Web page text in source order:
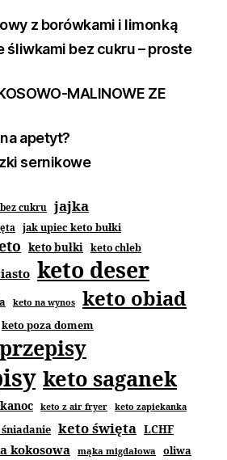
z borówkami i limonką
śliwkami bez cukru – proste
MALINOWE ZE
apetyt?
sernikowe
cukru jajka
jak upiec keto bułki
keto bułki keto chleb
keto deser
keto na wynos keto obiad
keto poza domem
keto saganek
keto z air fryer keto zapiekanka
keto święta LCHF
kokosowa mąka migdałowa oliwa